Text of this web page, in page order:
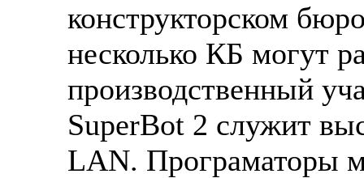
конструкторском
несколько КБ могут
производственный
SuperBot 2 служит
LAN. Програматоры